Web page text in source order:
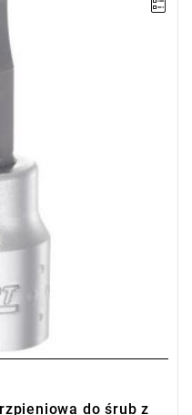
przez producenta.
do śrub z